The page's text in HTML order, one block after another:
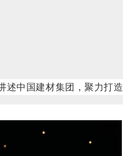
中国建材集团，聚力打